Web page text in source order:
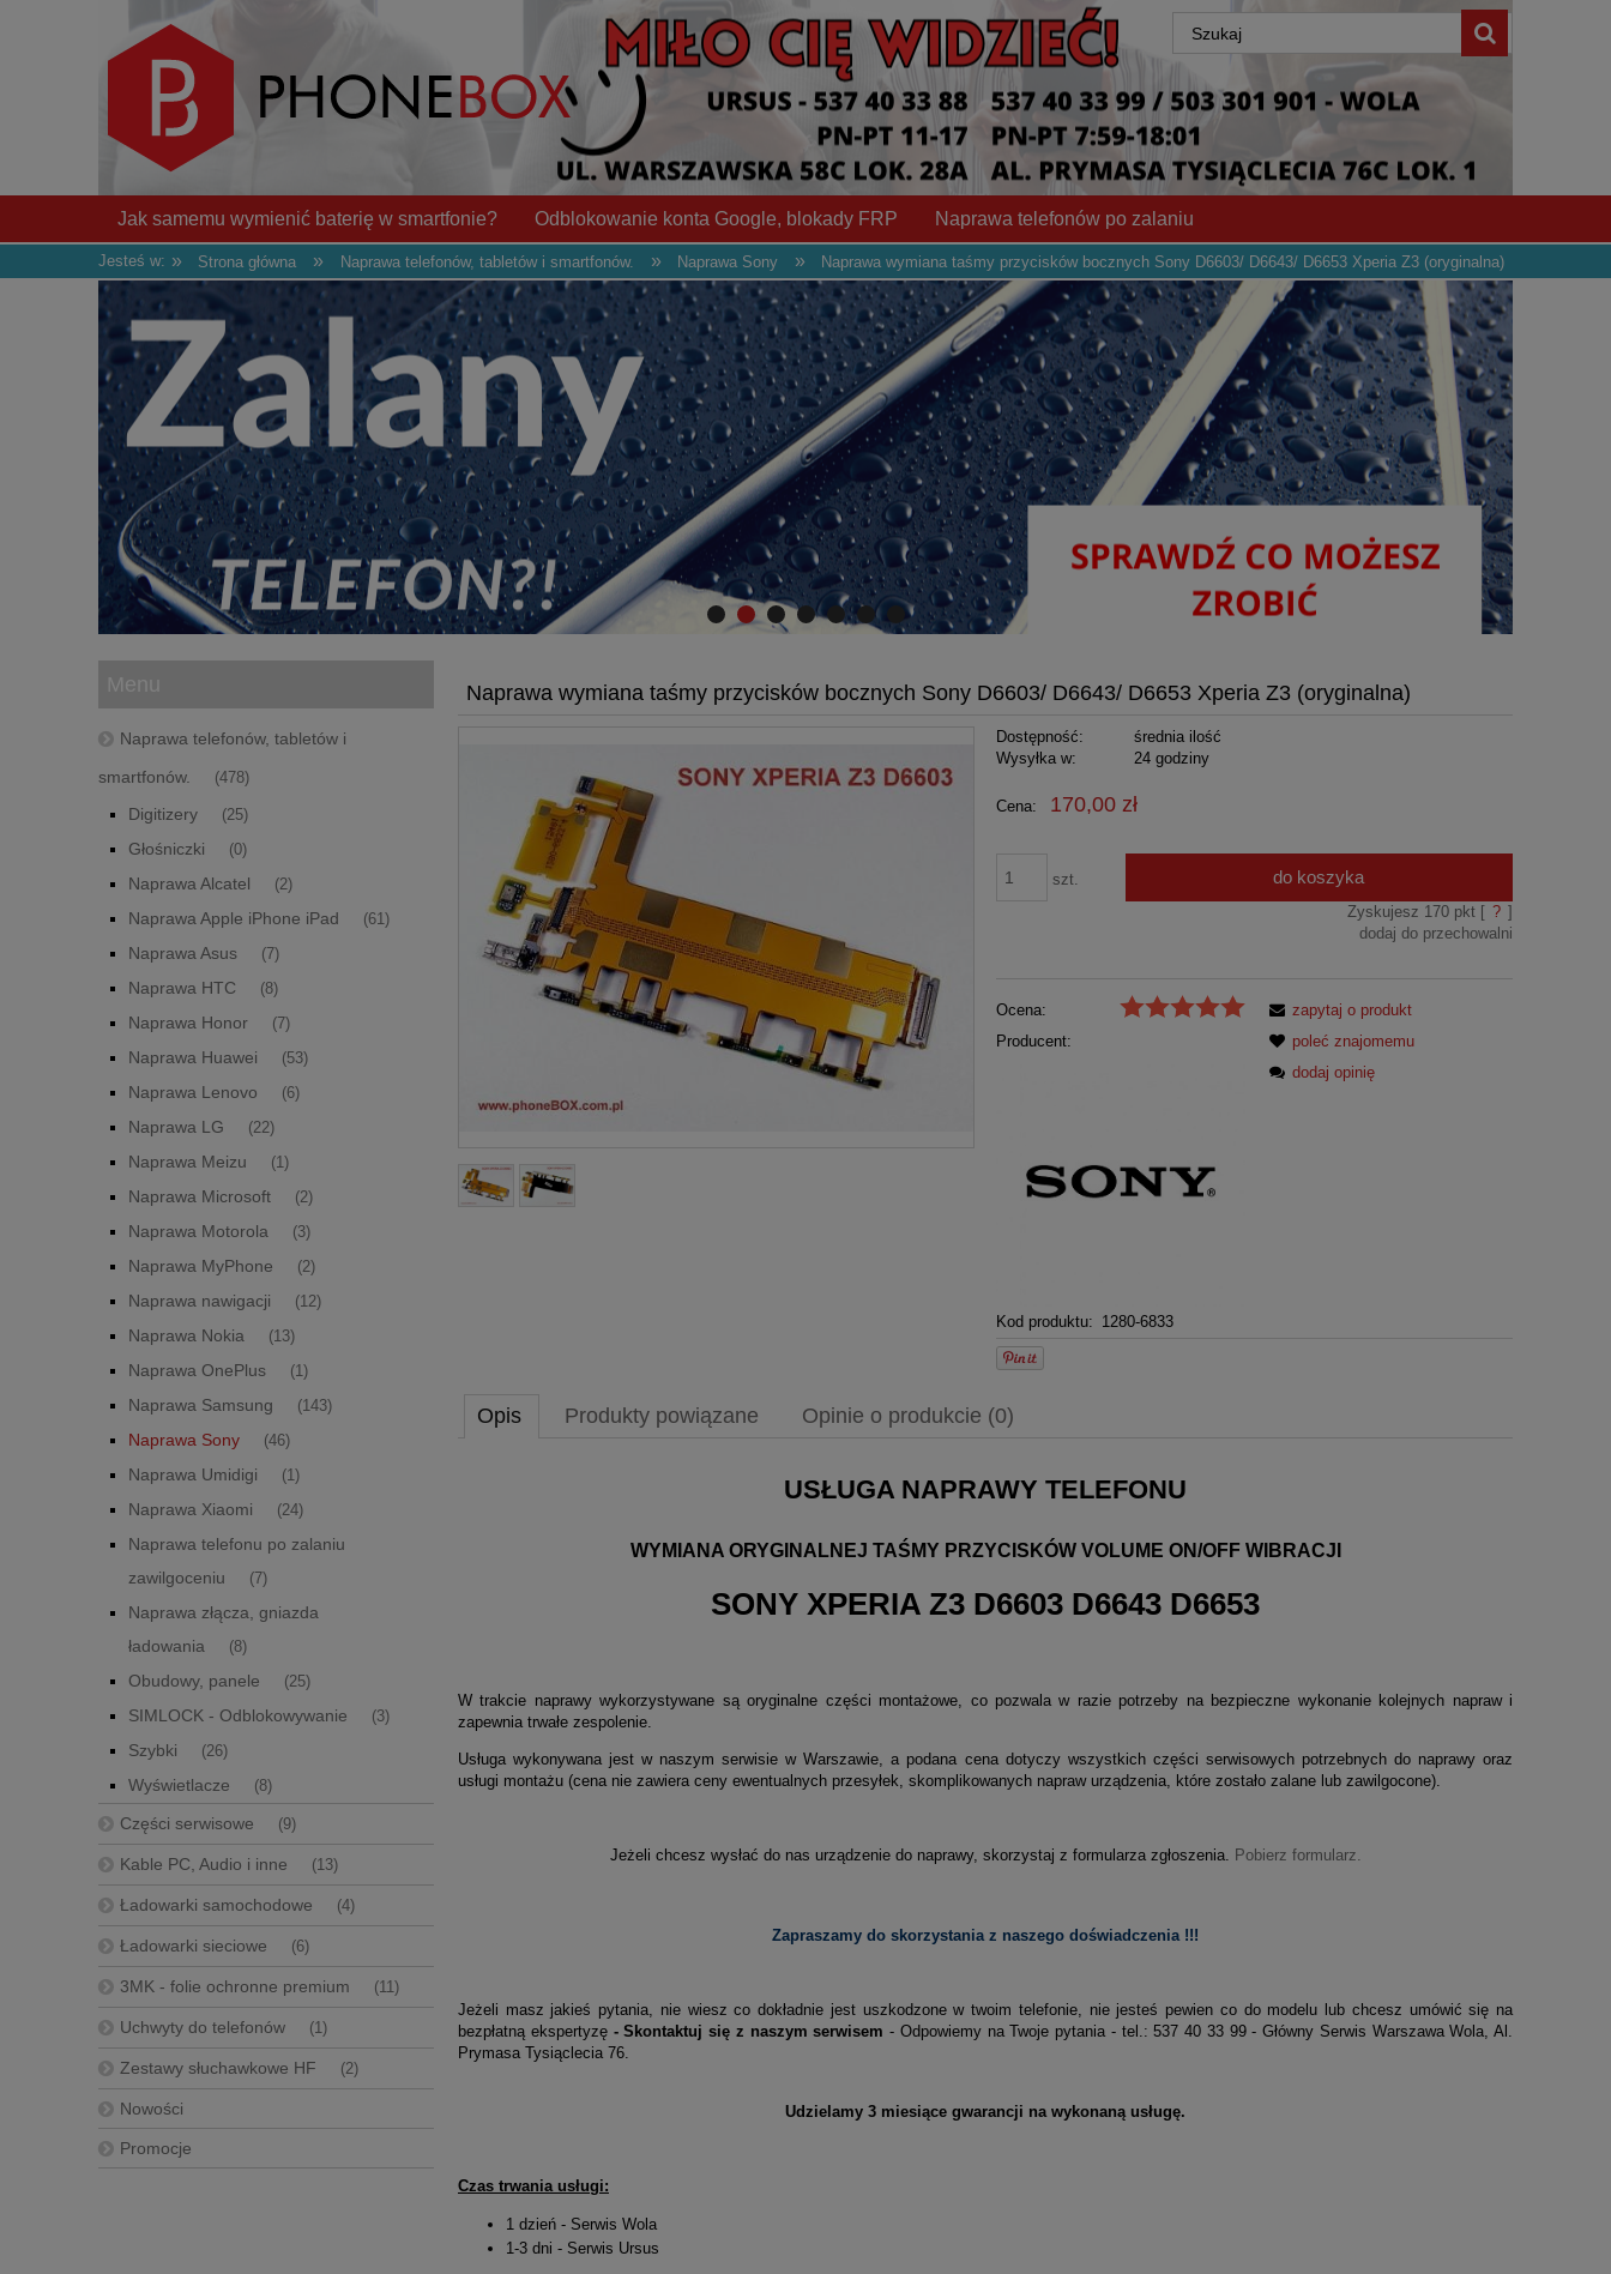
Jak samemu wymienić baterię w smartfonie? Odblokowanie konta Google, blokady FRP Naprawa telefonów po zalaniu
Naprawa, wymiana złącza ładowania Wyślij urządzenie do naprawy
Jesteś w: » Strona główna » Naprawa telefonów, tabletów i smartfonów. » Naprawa Sony » Naprawa wymiana taśmy przycisków bocznych Sony D6603/ D6643/ D6653 Xperia Z3 (oryginalna)
Menu
Naprawa telefonów, tabletów i
smartfonów.
(478)
Digitizery (25)
Głośniczki (0)
Naprawa Alcatel (2)
Naprawa Apple iPhone iPad (61)
Naprawa Asus (7)
Naprawa HTC (8)
Naprawa Honor (7)
Naprawa Huawei (53)
Naprawa Lenovo (6)
Naprawa LG (22)
Naprawa Meizu (1)
Naprawa Microsoft (2)
Naprawa Motorola (3)
Naprawa MyPhone (2)
Naprawa nawigacji (12)
Naprawa Nokia (13)
Naprawa OnePlus (1)
Naprawa Samsung (143)
Naprawa Sony (46)
Naprawa Umidigi (1)
Naprawa Xiaomi (24)
Naprawa telefonu po zalaniu
zawilgoceniu
(7)
Naprawa złącza, gniazda
ładowania
(8)
Obudowy, panele (25)
SIMLOCK - Odblokowywanie (3)
Szybki (26)
Wyświetlacze (8)
Części serwisowe (9)
Kable PC, Audio i inne (13)
Ładowarki samochodowe (4)
Ładowarki sieciowe (6)
3MK - folie ochronne premium (11)
Uchwyty do telefonów (1)
Zestawy słuchawkowe HF (2)
Nowości
Promocje
Naprawa wymiana taśmy przycisków bocznych Sony D6603/ D6643/ D6653 Xperia Z3 (oryginalna)
Dostępność:
średnia ilość
Wysyłka w:
24 godziny
Cena: 170,00 zł
szt. do koszyka
Zyskujesz 170pkt [ ? ]
dodaj do przechowalni
Ocena:
Producent:
Kod produktu: 1280-6833
zapytaj o produkt
poleć znajomemu
dodaj opinię
Opis Produkty powiązane Opinie o produkcie (0)
USŁUGA NAPRAWY TELEFONU
WYMIANA ORYGINALNEJ TAŚMY PRZYCISKÓW VOLUME ON/OFF WIBRACJI
SONY XPERIA Z3 D6603 D6643 D6653
W trakcie naprawy wykorzystywane są oryginalne części montażowe, co pozwala w razie potrzeby na bezpieczne wykonanie kolejnych napraw i
zapewnia trwałe zespolenie.
Usługa wykonywana jest w naszym serwisie w Warszawie, a podana cena dotyczy wszystkich części serwisowych potrzebnych do naprawy oraz
usługi montażu (cena nie zawiera ceny ewentualnych przesyłek, skomplikowanych napraw urządzenia, które zostało zalane lub zawilgocone).
Jeżeli chcesz wysłać do nas urządzenie do naprawy, skorzystaj z formularza zgłoszenia. Pobierz formularz.
Zapraszamy do skorzystania z naszego doświadczenia !!!
Jeżeli masz jakieś pytania, nie wiesz co dokładnie jest uszkodzone w twoim telefonie, nie jesteś pewien co do modelu lub chcesz umówić się na
bezpłatną ekspertyzę - Skontaktuj się z naszym serwisem - Odpowiemy na Twoje pytania - tel.: 537 40 33 99 - Główny Serwis Warszawa Wola, Al.
Prymasa Tysiąclecia 76.
Udzielamy 3 miesiące gwarancji na wykonaną usługę.
Czas trwania usługi:
1 dzień - Serwis Wola
1-3 dni - Serwis Ursus